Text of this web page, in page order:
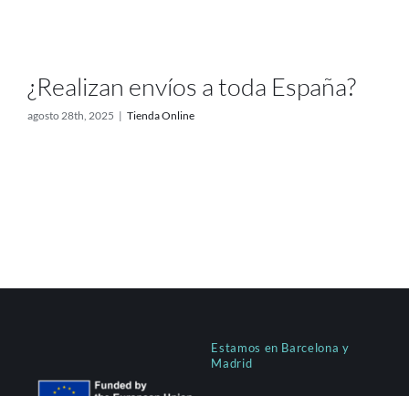
¿Realizan envíos a toda España?
agosto 28th, 2025 | Tienda Online
Estamos en Barcelona y
Madrid